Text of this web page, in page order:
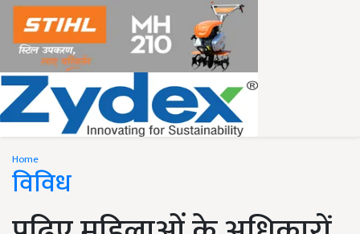
Home
विविध